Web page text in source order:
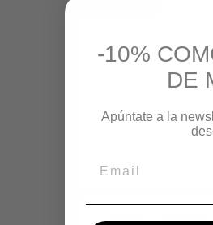
-10%
DE
Apúntate a la